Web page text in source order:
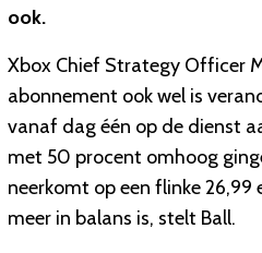
ook.
Xbox Chief Strategy Officer
abonnement ook wel is
vanaf dag één op de dienst
met 50 procent omhoog
neerkomt op een flinke
meer in balans is, stelt Ball.